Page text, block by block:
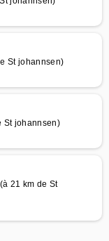
St johannsen)
St johannsen)
21 km de St